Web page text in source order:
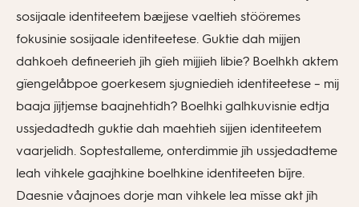
sosijaale identiteetem bæjjese vaeltieh stööremes
fokusinie sosijaale identiteetese. Guktie dah mijjen
dahkoeh defineerieh jïh gïeh mijjieh libie? Boelhkh aktem
gïengelåbpoe goerkesem sjugniedieh identiteetese – mij
baaja jïjtjemse baajnehtidh? Boelhki galhkuvisnie edtja
ussjedadtedh guktie dah maehtieh sijjen identiteetem
vaarjelidh. Soptestalleme, onterdimmie jïh ussjedadteme
leah vihkele gaajhkine boelhkine identiteeten bïjre.
Daesnie våajnoes dorje man vihkele lea mïsse akt jïh